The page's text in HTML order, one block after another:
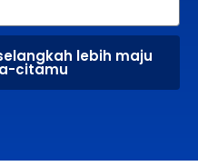
lebih maju
citamu